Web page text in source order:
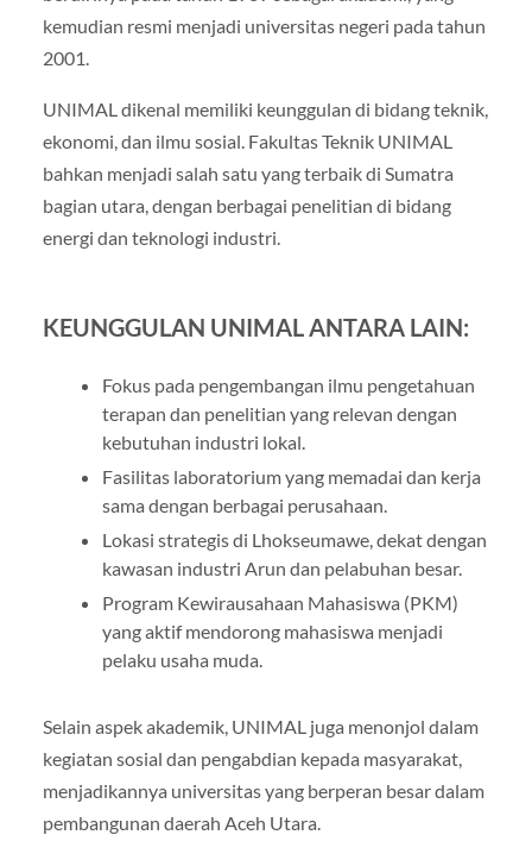
kemudian resmi menjadi universitas negeri pada tahun
2001.
UNIMAL dikenal memiliki keunggulan di bidang teknik,
ekonomi, dan ilmu sosial. Fakultas Teknik UNIMAL
bahkan menjadi salah satu yang terbaik di Sumatra
bagian utara, dengan berbagai penelitian di bidang
energi dan teknologi industri.
KEUNGGULAN UNIMAL ANTARA LAIN:
Fokus pada pengembangan ilmu pengetahuan
terapan dan penelitian yang relevan dengan
kebutuhan industri lokal.
Fasilitas laboratorium yang memadai dan kerja
sama dengan berbagai perusahaan.
Lokasi strategis di Lhokseumawe, dekat dengan
kawasan industri Arun dan pelabuhan besar.
Program Kewirausahaan Mahasiswa (PKM)
yang aktif mendorong mahasiswa menjadi
pelaku usaha muda.
Selain aspek akademik, UNIMAL juga menonjol dalam
kegiatan sosial dan pengabdian kepada masyarakat,
menjadikannya universitas yang berperan besar dalam
pembangunan daerah Aceh Utara.